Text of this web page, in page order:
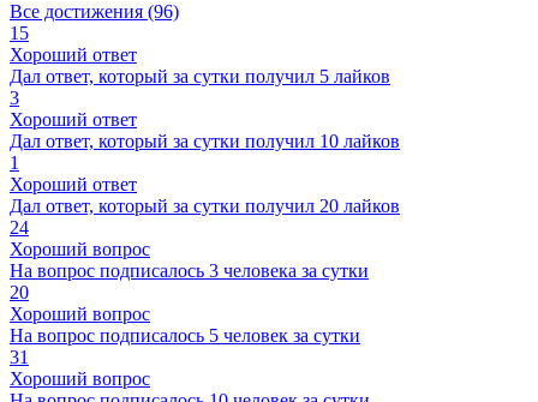
Все достижения (96)
15
Хороший ответ
Дал ответ, который за сутки получил 5 лайков
3
Хороший ответ
Дал ответ, который за сутки получил 10 лайков
1
Хороший ответ
Дал ответ, который за сутки получил 20 лайков
24
Хороший вопрос
На вопрос подписалось 3 человека за сутки
20
Хороший вопрос
На вопрос подписалось 5 человек за сутки
31
Хороший вопрос